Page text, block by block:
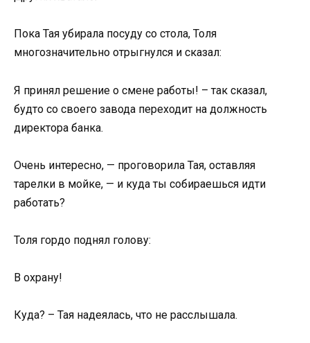
Пока Тая убирала посуду со стола, Толя
многозначительно отрыгнулся и сказал:
Я принял решение о смене работы! – так сказал,
будто со своего завода переходит на должность
директора банка.
Очень интересно, — проговорила Тая, оставляя
тарелки в мойке, — и куда ты собираешься идти
работать?
Толя гордо поднял голову:
В охрану!
Куда? – Тая надеялась, что не расслышала.